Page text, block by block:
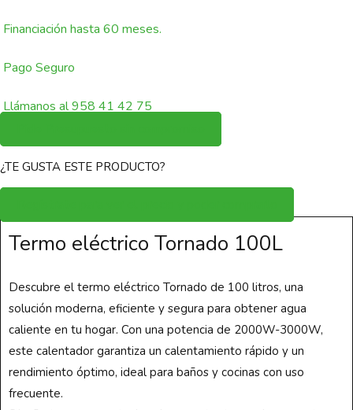
Financiación hasta 60 meses.
Pago Seguro
Llámanos al 958 41 42 75
¿TE GUSTA ESTE PRODUCTO?
Termo eléctrico Tornado 100L
Descubre el termo eléctrico Tornado de 100 litros, una
solución moderna, eficiente y segura para obtener agua
caliente en tu hogar. Con una potencia de 2000W-3000W,
este calentador garantiza un calentamiento rápido y un
rendimiento óptimo, ideal para baños y cocinas con uso
frecuente.